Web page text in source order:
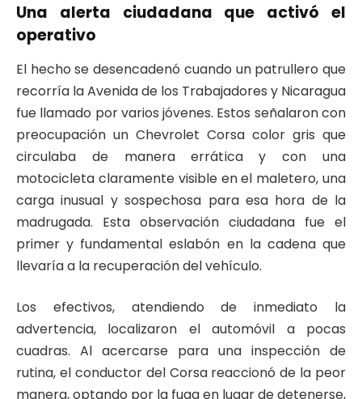
Una alerta ciudadana que activó el
operativo
El hecho se desencadenó cuando un patrullero que
recorría la Avenida de los Trabajadores y Nicaragua
fue llamado por varios jóvenes. Estos señalaron con
preocupación un Chevrolet Corsa color gris que
circulaba de manera errática y con una
motocicleta claramente visible en el maletero, una
carga inusual y sospechosa para esa hora de la
madrugada. Esta observación ciudadana fue el
primer y fundamental eslabón en la cadena que
llevaría a la recuperación del vehículo.
Los efectivos, atendiendo de inmediato la
advertencia, localizaron el automóvil a pocas
cuadras. Al acercarse para una inspección de
rutina, el conductor del Corsa reaccionó de la peor
manera, optando por la fuga en lugar de detenerse,